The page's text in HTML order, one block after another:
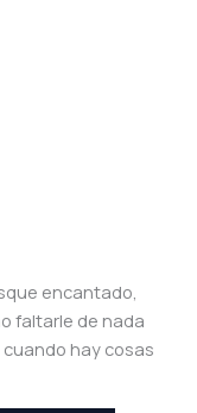
encantado,
faltarle de nada
cuando hay cosas